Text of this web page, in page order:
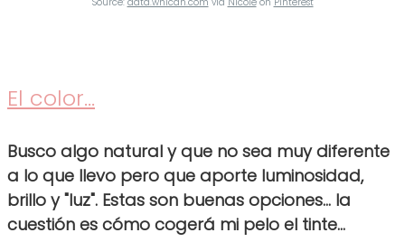
El color...
Busco algo natural y que no sea muy diferente
a lo que llevo pero que aporte luminosidad,
brillo y "luz". Estas son buenas opciones... la
cuestión es cómo cogerá mi pelo el tinte...